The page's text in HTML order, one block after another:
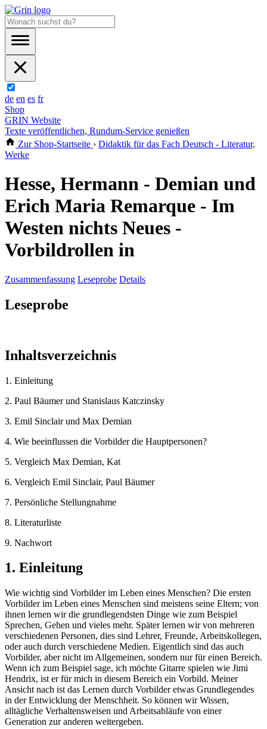
de en es fr
Shop
GRIN Website
Texte veröffentlichen, Rundum-Service genießen
Zur Shop-Startseite › Didaktik für das Fach Deutsch - Literatur,
Werke
Hesse, Hermann - Demian und
Erich Maria Remarque - Im
Westen nichts Neues -
Vorbildrollen in
Zusammenfassung Leseprobe Details
Leseprobe
Inhaltsverzeichnis
1. Einleitung
2. Paul Bäumer und Stanislaus Katczinsky
3. Emil Sinclair und Max Demian
4. Wie beeinflussen die Vorbilder die Hauptpersonen?
5. Vergleich Max Demian, Kat
6. Vergleich Emil Sinclair, Paul Bäumer
7. Persönliche Stellungnahme
8. Literaturliste
9. Nachwort
1. Einleitung
Wie wichtig sind Vorbilder im Leben eines Menschen? Die ersten
Vorbilder im Leben eines Menschen sind meistens seine Eltern; von
ihnen lernen wir die grundlegendsten Dinge wie zum Beispiel
Sprechen, Gehen und vieles mehr. Später lernen wir von mehreren
verschiedenen Personen, dies sind Lehrer, Freunde, Arbeitskollegen,
oder auch durch verschiedene Medien. Eigentlich sind das auch
Vorbilder, aber nicht im Allgemeinen, sondern nur für einen Bereich.
Wenn ich zum Beispiel sage, ich möchte Gitarre spielen wie Jimi
Hendrix, ist er für mich in diesem Bereich ein Vorbild. Meiner
Ansicht nach ist das Lernen durch Vorbilder etwas Grundlegendes
in der Entwicklung der Menschheit. So können wir Wissen,
alltägliche Verhaltensweisen und Arbeitsabläufe von einer
Generation zur anderen weitergeben.